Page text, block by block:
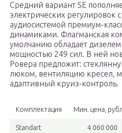
Средний вариант SE
электрических регулировок
аудиосистемой премиум-
динамиками. Флагманская
умолчанию обладает
мощностью 249 сил. В ней
Ровера предложит:
люком, вентиляцию кресел,
адаптивный круиз-контроль.
Комплектация Мин. цена,
Standart 4 060 000